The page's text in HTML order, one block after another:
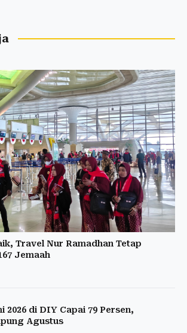
Travel Nur Ramadhan Tetap
Jemaah
2026 di DIY Capai 79 Persen,
Agustus